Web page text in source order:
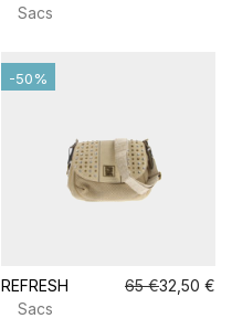
Sacs
REFRESH 65 €32,50 €
Sacs
-50%